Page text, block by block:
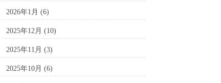
2026年1月 (6)
2025年12月 (10)
2025年11月 (3)
2025年10月 (6)